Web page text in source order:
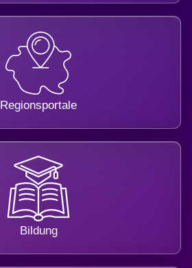
Regionsportale
Bildung